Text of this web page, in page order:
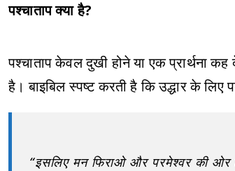
पश्चाताप क्या है?
पश्चाताप केवल दुखी होने या एक प्रार्थना
है। बाइबिल स्पष्ट करती है कि उद्धार के लिए
“इसलिए मन फिराओ और परमेश्वर की ओर